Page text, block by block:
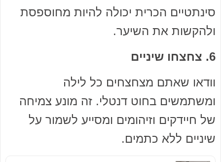
סינתטיים הכרית יכולה להיות מחוספסת
ולהקשות את השיער.
6. צחצחו שיניים
וודאו שאתם מצחצחים כל לילה
ומשתמשים בחוט דנטלי. זה מונע צמיחה
של חיידקים וזיהומים ומסייע לשמור על
שיניים ללא כתמים.